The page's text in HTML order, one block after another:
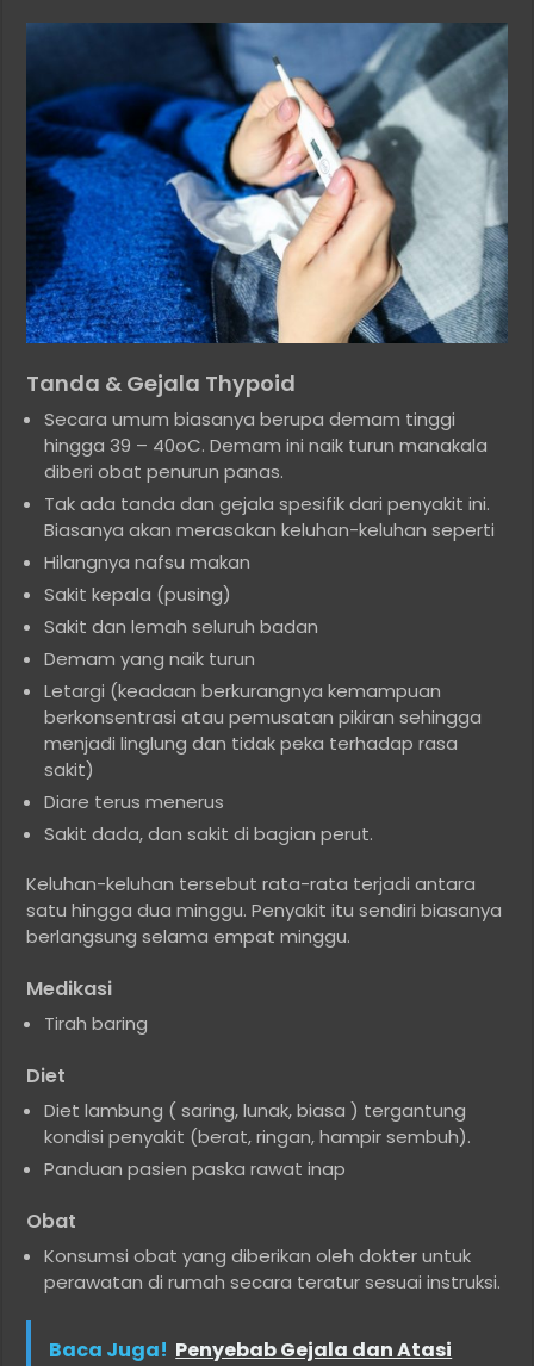
Tanda & Gejala Thypoid
Secara umum biasanya berupa demam tinggi
hingga 39 – 40oC. Demam ini naik turun manakala
diberi obat penurun panas.
Tak ada tanda dan gejala spesifik dari penyakit ini.
Biasanya akan merasakan keluhan-keluhan seperti
Hilangnya nafsu makan
Sakit kepala (pusing)
Sakit dan lemah seluruh badan
Demam yang naik turun
Letargi (keadaan berkurangnya kemampuan
berkonsentrasi atau pemusatan pikiran sehingga
menjadi linglung dan tidak peka terhadap rasa
sakit)
Diare terus menerus
Sakit dada, dan sakit di bagian perut.
Keluhan-keluhan tersebut rata-rata terjadi antara
satu hingga dua minggu. Penyakit itu sendiri biasanya
berlangsung selama empat minggu.
Medikasi
Tirah baring
Diet
Diet lambung ( saring, lunak, biasa ) tergantung
kondisi penyakit (berat, ringan, hampir sembuh).
Panduan pasien paska rawat inap
Obat
Konsumsi obat yang diberikan oleh dokter untuk
perawatan di rumah secara teratur sesuai instruksi.
Baca Juga! Penyebab Gejala dan Atasi